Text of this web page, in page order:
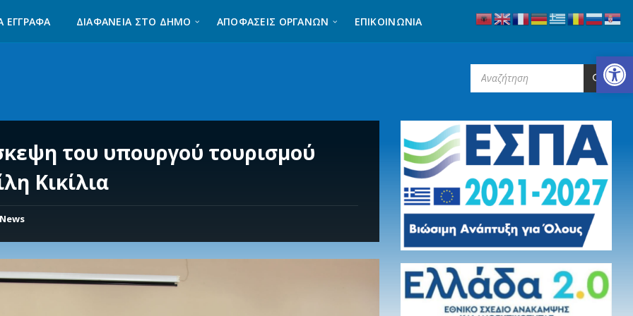
Ανοίξτε τη γραμμή εργαλείων
ΈΓΓΡΑΦΑ ΔΙΑΦΆΝΕΙΑ ΣΤΟ ΔΉΜΟ ΑΠΟΦΑΣΕΙΣ ΟΡΓΑΝΩΝ ΕΠΙΚΟΙΝΩΝΊΑ
του υπουργού τουρισμού
Κικίλια
News